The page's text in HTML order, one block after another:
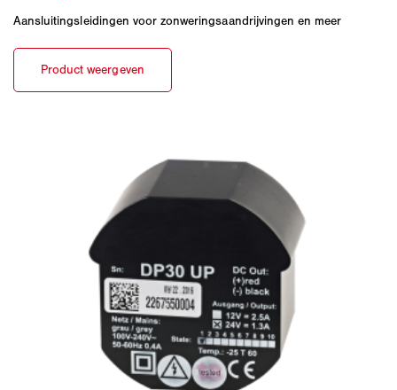
Aansluitingsleidingen voor zonweringsaandrijvingen en meer